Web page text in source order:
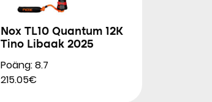
Nox TL10 Quantum 12K
Tino Libaak 2025
Poäng: 8.7
215.05€